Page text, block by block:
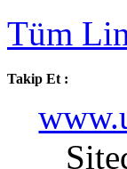
Tüm
Takip Et :